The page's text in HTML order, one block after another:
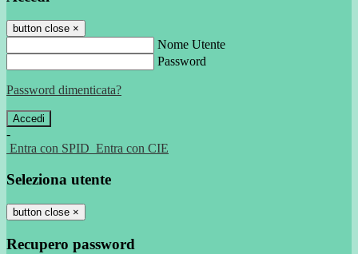
button close ×
Nome Utente
Password
Password dimenticata?
-
Entra con SPID Entra con CIE
Seleziona utente
button close ×
Recupero password